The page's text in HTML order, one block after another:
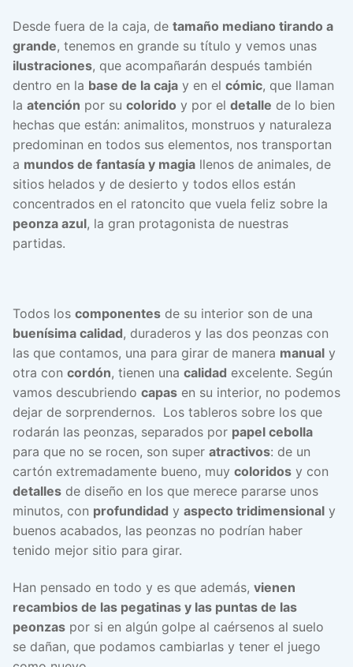
Desde fuera de la caja, de tamaño mediano tirando a
grande, tenemos en grande su título y vemos unas
ilustraciones, que acompañarán después también
dentro en la base de la caja y en el cómic, que llaman
la atención por su colorido y por el detalle de lo bien
hechas que están: animalitos, monstruos y naturaleza
predominan en todos sus elementos, nos transportan
a mundos de fantasía y magia llenos de animales, de
sitios helados y de desierto y todos ellos están
concentrados en el ratoncito que vuela feliz sobre la
peonza azul, la gran protagonista de nuestras
partidas.
Todos los componentes de su interior son de una
buenísima calidad, duraderos y las dos peonzas con
las que contamos, una para girar de manera manual y
otra con cordón, tienen una calidad excelente. Según
vamos descubriendo capas en su interior, no podemos
dejar de sorprendernos. Los tableros sobre los que
rodarán las peonzas, separados por papel cebolla
para que no se rocen, son super atractivos: de un
cartón extremadamente bueno, muy coloridos y con
detalles de diseño en los que merece pararse unos
minutos, con profundidad y aspecto tridimensional y
buenos acabados, las peonzas no podrían haber
tenido mejor sitio para girar.
Han pensado en todo y es que además, vienen
recambios de las pegatinas y las puntas de las
peonzas por si en algún golpe al caérsenos al suelo
se dañan, que podamos cambiarlas y tener el juego